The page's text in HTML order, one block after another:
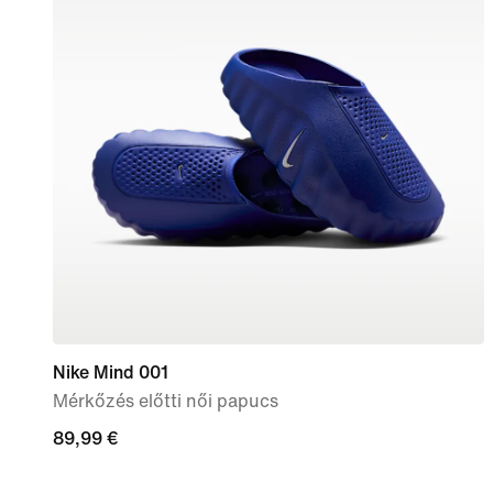
Nike Mind 001
Mérkőzés előtti női papucs
89,99
89,99 €